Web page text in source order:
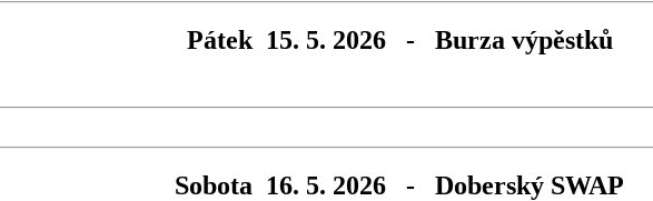
Pátek 15. 5. 2026 - Burza výpěstků
Sobota 16. 5. 2026 - Doberský SWAP